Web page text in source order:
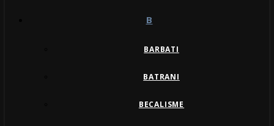
B
BARBATI
BATRANI
BECALISME